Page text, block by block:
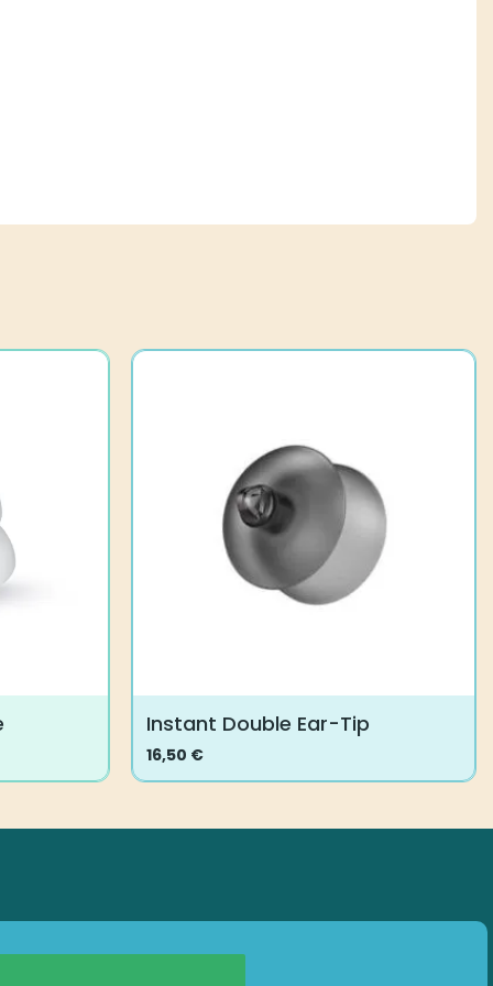
Instant Double Ear-Tip
16,50 €
weist
Die
Optionen